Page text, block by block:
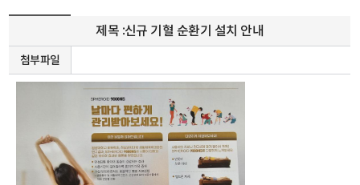
제목 :신규 기혈 순환기 설치 안내
첨부파일